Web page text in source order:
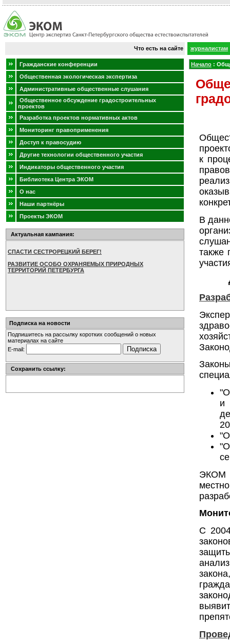
Что есть на сайте журналистам
Гражданские конференции
Общественная экологическая экспертиза
Административные общественные слушания
Общественное обсуждение градостроительных
проектов
Разработка проектов нормативных актов
Мониторинг правоприменения
Доступ к правосудию
Другие технологии общественного участия
Индикаторы общественного участия
Библиотека Центра ЭКОМ
О нас
Наши партнёры
Проекты ЭКОМ
Актуальная кампания:
СПАСТИ СЕСТРОРЕЦКИЙ БЕРЕГ!
РАЗВИТИЕ ОСОБО ОХРАНЯЕМЫХ ПРИРОДНЫХ
ТЕРРИТОРИЙ ПЕТЕРБУРГА
Подписка на новости
Подпишитесь на рассылку коротких сообщений о новых
материалах на сайте
E-mail:
Сохранить ссылку:
Начало :
к
В
также
"О
и
ЭКОМ
С